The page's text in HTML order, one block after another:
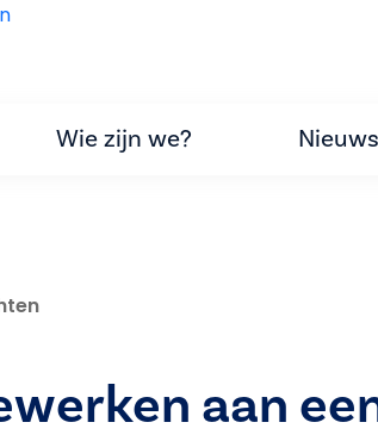
Wie zijn we? Nieuws
aan